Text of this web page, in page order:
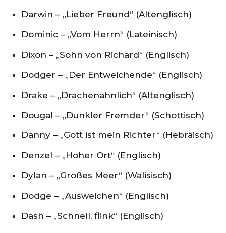
Darwin – „Lieber Freund“ (Altenglisch)
Dominic – „Vom Herrn“ (Lateinisch)
Dixon – „Sohn von Richard“ (Englisch)
Dodger – „Der Entweichende“ (Englisch)
Drake – „Drachenähnlich“ (Altenglisch)
Dougal – „Dunkler Fremder“ (Schottisch)
Danny – „Gott ist mein Richter“ (Hebräisch)
Denzel – „Hoher Ort“ (Englisch)
Dylan – „Großes Meer“ (Walisisch)
Dodge – „Ausweichen“ (Englisch)
Dash – „Schnell, flink“ (Englisch)